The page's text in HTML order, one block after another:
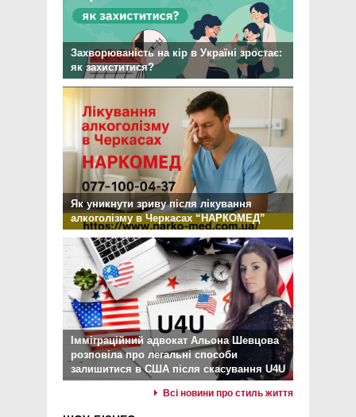
Захворюваність на кір в Україні зростає:
як захиститися?
Як уникнути зриву після лікування
алкоголізму в Черкасах “НАРКОМЕД”
Імміграційний адвокат Альона Шевцова
розповіла про легальні способи
залишитися в США після скасування U4U
Всі новини про стиль життя